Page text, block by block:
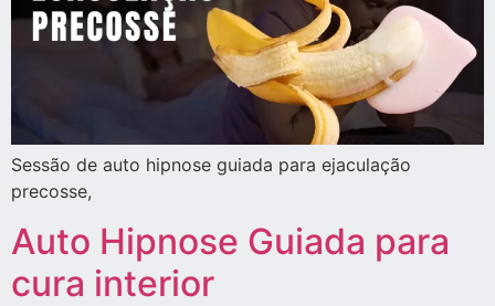
Sessão de auto hipnose guiada para ejaculação
precosse,
Auto Hipnose Guiada para
cura interior